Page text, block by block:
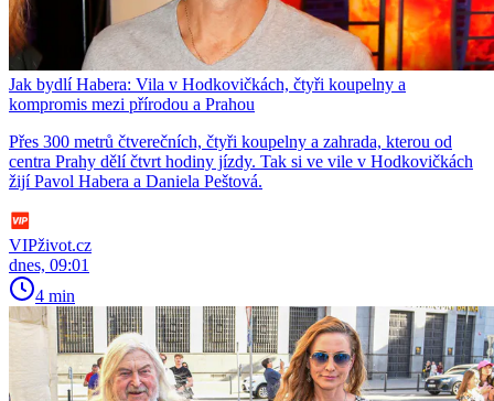
Jak bydlí Habera: Vila v Hodkovičkách, čtyři koupelny a
kompromis mezi přírodou a Prahou
Přes 300 metrů čtverečních, čtyři koupelny a zahrada, kterou od
centra Prahy dělí čtvrt hodiny jízdy. Tak si ve vile v Hodkovičkách
žijí Pavol Habera a Daniela Peštová.
VIPživot.cz
dnes, 09:01
4 min